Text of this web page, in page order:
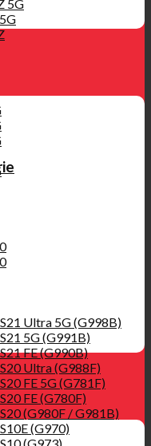
5G
Ultra 5G (G998B)
5G (G991B)
FE (G990B)
Ultra (G988F)
FE 5G (G781F)
FE (G780F)
(G980F / G981B)
(G970)